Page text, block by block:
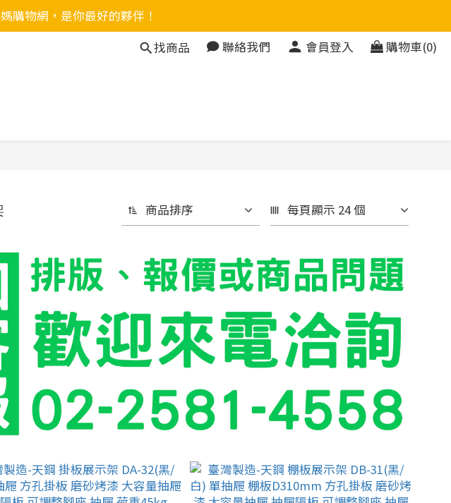
購物網，是你最好的夥伴！
找商品
聯絡我們 會員登入 購物車(0)
商品排序 每頁顯示 24 個